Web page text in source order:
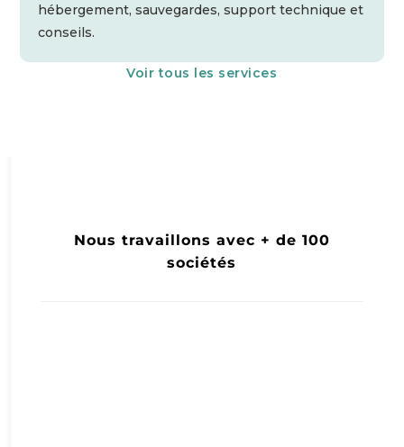
hébergement, sauvegardes, support technique et
conseils.
Voir tous les services
Nous travaillons avec + de 100
sociétés